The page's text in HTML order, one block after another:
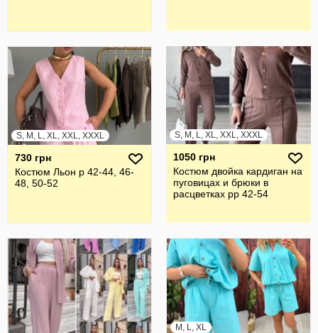
S, M, L, XL, XXL, XXXL
730 грн
Костюм Льон р 42-44, 46-
48, 50-52
S, M, L, XL, XXL, XXXL
1050 грн
Костюм двойка кардиган на
пуговицах и брюки в
расцветках рр 42-54
M, L, XL